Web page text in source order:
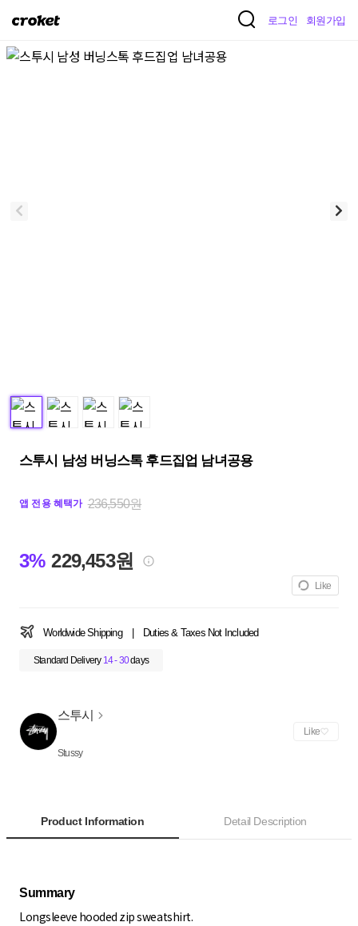
크
켓
로그인 회원가입
스투시 남성 버닝스톡 후드집업 남녀공용
앱 전용 혜택가 236,550원
3% 229,453원
Like
Worldwide Shipping Duties & Taxes Not Included
Standard Delivery 14 - 30days
스투시
Stussy
Like
Product Information Detail Description
Summary
Longsleeve hooded zip sweatshirt.